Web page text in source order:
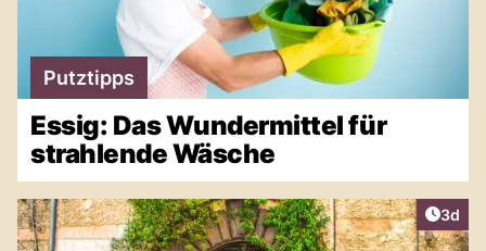
Putztipps
Essig: Das Wundermittel für
strahlende Wäsche
3d